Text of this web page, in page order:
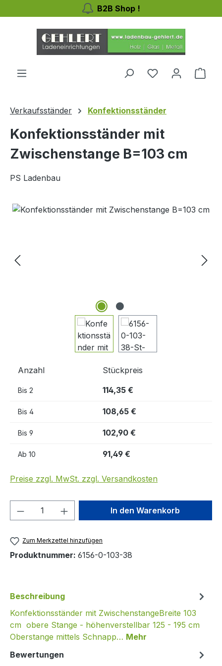
Zum Hauptinhalt springenB2B Shop !
Verkaufsständer Konfektionsständer
Konfektionsständer mit
Zwischenstange B=103 cm
PS Ladenbau
Anzahl Stückpreis
Bis 2 114,35 €
Bis 4 108,65 €
Bis 9 102,90 €
Ab 10 91,49 €
Preise zzgl. MwSt. zzgl. Versandkosten
Produkt Anzahl: Gib denIn den Warenkorb
Zum Merkzettel hinzufügen
Produktnummer: 6156-0-103-38
Beschreibung
Konfektionsständer mit ZwischenstangeBreite 103
cm obere Stange - höhenverstellbar 125 - 195 cm
Oberstange mittels Schnapp… Mehr
Bewertungen